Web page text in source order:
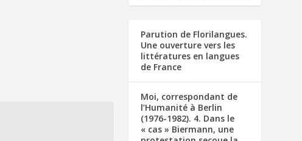
Parution de Florilangues.
Une ouverture vers les
littératures en langues
de France
Moi, correspondant de
l’Humanité à Berlin
(1976-1982). 4. Dans le
« cas » Biermann, une